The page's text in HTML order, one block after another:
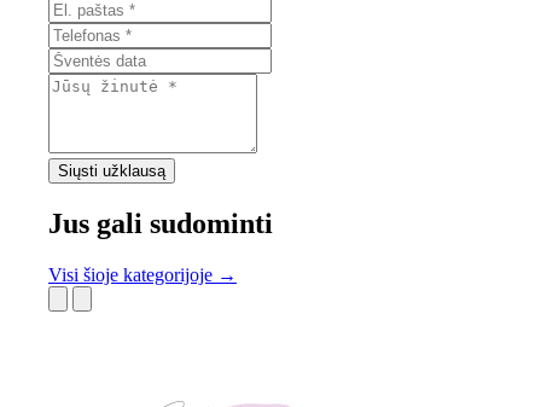
Siųsti užklausą
Jus gali sudominti
Visi šioje kategorijoje →